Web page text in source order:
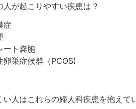
人が起こりやすい疾患は？
症
ート嚢胞
卵巣症候群（PCOS)
い人はこれらの婦人科疾患を抱えて